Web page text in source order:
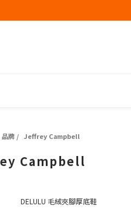
品牌 / Jeffrey Campbell
Campbell